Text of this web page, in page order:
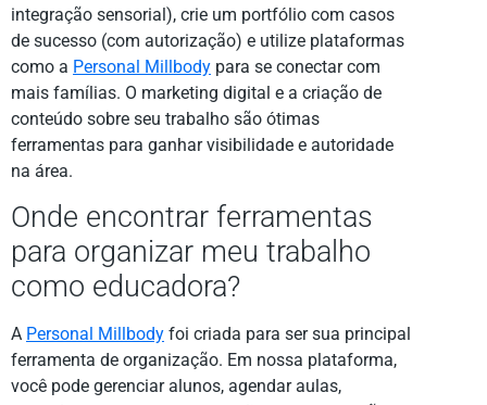
integração sensorial), crie um portfólio com casos
de sucesso (com autorização) e utilize plataformas
como a Personal Millbody para se conectar com
mais famílias. O marketing digital e a criação de
conteúdo sobre seu trabalho são ótimas
ferramentas para ganhar visibilidade e autoridade
na área.
Onde encontrar ferramentas
para organizar meu trabalho
como educadora?
A Personal Millbody foi criada para ser sua principal
ferramenta de organização. Em nossa plataforma,
você pode gerenciar alunos, agendar aulas,